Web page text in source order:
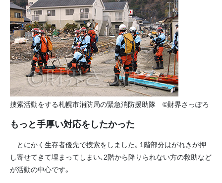
捜索活動をする札幌市消防局の緊急消防援助隊 ©財界さっぽろ
もっと手厚い対応をしたかった
とにかく生存者優先で捜索をしました。1階部分はがれきが押
し寄せてきて埋まってしまい、2階から降りられない方の救助など
が活動の中心です。